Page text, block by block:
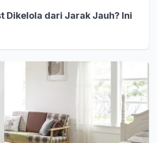
Dikelola dari Jarak Jauh? Ini